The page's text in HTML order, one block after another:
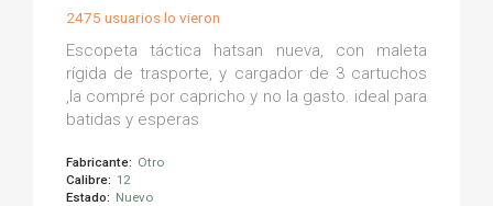
2475 usuarios lo vieron
Escopeta táctica hatsan nueva, con maleta
rígida de trasporte, y cargador de 3 cartuchos
,la compré por capricho y no la gasto. ideal para
batidas y esperas
Fabricante: Otro
Calibre: 12
Estado: Nuevo